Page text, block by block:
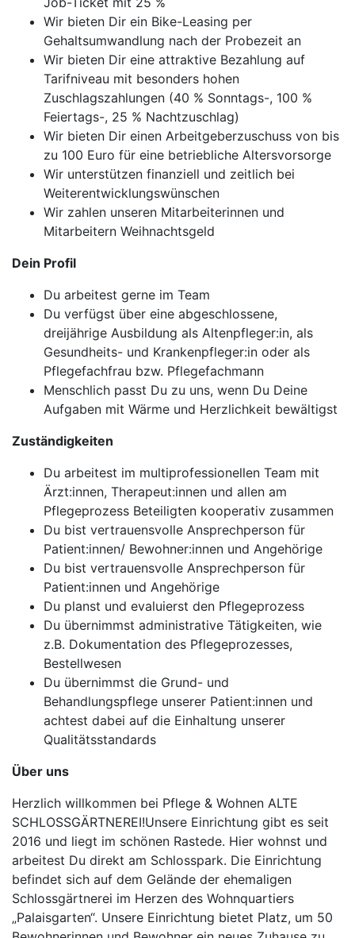
Wir bieten Dir ein Bike-Leasing per
Gehaltsumwandlung nach der Probezeit an
Wir bieten Dir eine attraktive Bezahlung auf
Tarifniveau mit besonders hohen
Zuschlagszahlungen (40 % Sonntags-, 100 %
Feiertags-, 25 % Nachtzuschlag)
Wir bieten Dir einen Arbeitgeberzuschuss von bis
zu 100 Euro für eine betriebliche Altersvorsorge
Wir unterstützen finanziell und zeitlich bei
Weiterentwicklungswünschen
Wir zahlen unseren Mitarbeiterinnen und
Mitarbeitern Weihnachtsgeld
Dein Profil
Du arbeitest gerne im Team
Du verfügst über eine abgeschlossene,
dreijährige Ausbildung als Altenpfleger:in, als
Gesundheits- und Krankenpfleger:in oder als
Pflegefachfrau bzw. Pflegefachmann
Menschlich passt Du zu uns, wenn Du Deine
Aufgaben mit Wärme und Herzlichkeit bewältigst
Zuständigkeiten
Du arbeitest im multiprofessionellen Team mit
Ärzt:innen, Therapeut:innen und allen am
Pflegeprozess Beteiligten kooperativ zusammen
Du bist vertrauensvolle Ansprechperson für
Patient:innen/ Bewohner:innen und Angehörige
Du bist vertrauensvolle Ansprechperson für
Patient:innen und Angehörige
Du planst und evaluierst den Pflegeprozess
Du übernimmst administrative Tätigkeiten, wie
z.B. Dokumentation des Pflegeprozesses,
Bestellwesen
Du übernimmst die Grund- und
Behandlungspflege unserer Patient:innen und
achtest dabei auf die Einhaltung unserer
Qualitätsstandards
Über uns
Herzlich willkommen bei Pflege & Wohnen ALTE
SCHLOSSGÄRTNEREI!Unsere Einrichtung gibt es seit
2016 und liegt im schönen Rastede. Hier wohnst und
arbeitest Du direkt am Schlosspark. Die Einrichtung
befindet sich auf dem Gelände der ehemaligen
Schlossgärtnerei im Herzen des Wohnquartiers
„Palaisgarten“. Unsere Einrichtung bietet Platz, um 50